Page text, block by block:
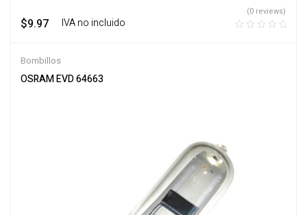
$9.97 ‎ ‎ ‎ IVA no incluido
(0 reviews)
Bombillos
OSRAM EVD 64663